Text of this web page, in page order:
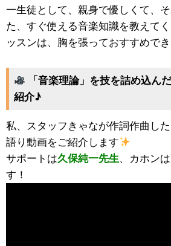
一生徒として、親身で優しくて、
た、すぐ使える音楽知識を教えて
ッスンは、胸を張っておすすめでき
「音楽理論」を技を詰め込ん
紹介♪
私、スタッフきゃなが作詞作曲し
語り動画をご紹介します
サポートは久保純一先生、カホンは
す！